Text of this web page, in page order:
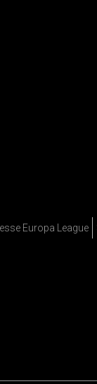
Europa League